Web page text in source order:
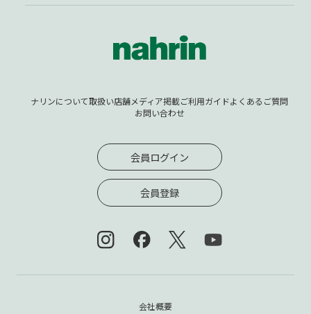
ナリンについて取扱い店舗メディア掲載ご利用ガイドよくあるご質問
お問い合わせ
会員ログイン
会員登録
会社概要